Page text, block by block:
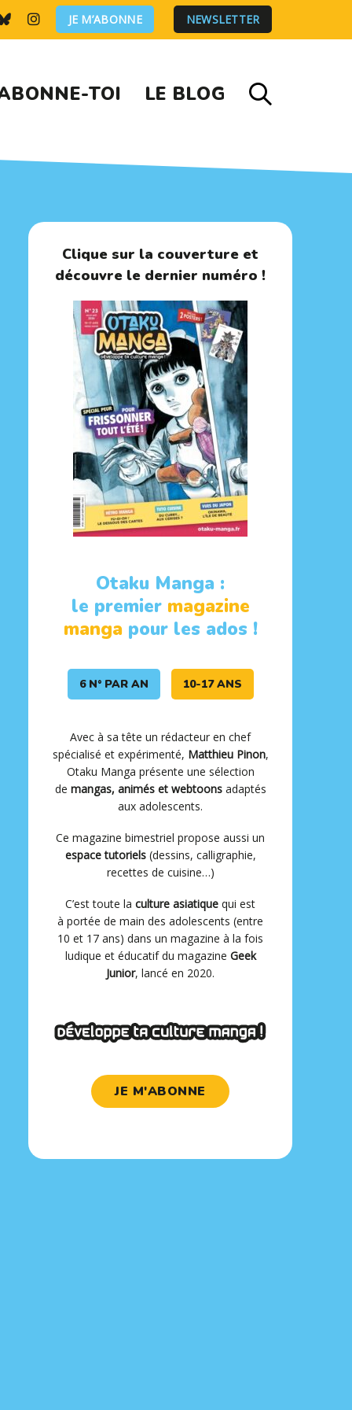
JE M’ABONNE NEWSLETTER
TOI LE BLOG
Clique sur la couverture et
découvre le dernier numéro !
Otaku Manga :
le premier magazine
mangapour les ados !
6 N° PAR AN 10-17 ANS
Avec à sa tête un rédacteur en chef
spécialisé et expérimenté, Matthieu Pinon,
Otaku Manga présente une sélection
de mangas, animés et webtoonsadaptés
aux adolescents.
Ce magazine bimestriel propose aussi un
espace tutoriels(dessins, calligraphie,
recettes de cuisine…)
C’est toute la culture asiatique qui est
à portée de main des adolescents (entre
10 et 17 ans) dans un magazine à la fois
ludique et éducatif du magazine Geek
Junior, lancé en 2020.
JE M'ABONNE